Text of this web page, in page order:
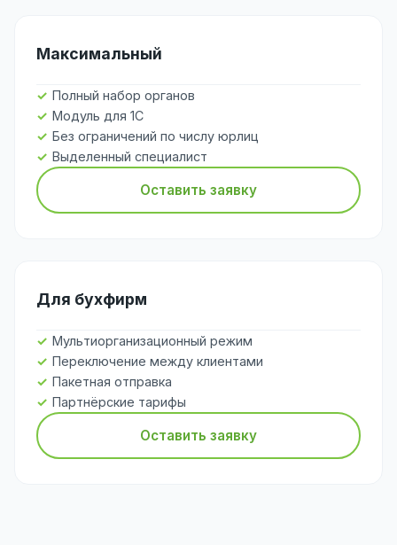
Максимальный
Полный набор органов
Модуль для 1С
Без ограничений по числу юрлиц
Выделенный специалист
Оставить заявку
Для бухфирм
Мультиорганизационный режим
Переключение между клиентами
Пакетная отправка
Партнёрские тарифы
Оставить заявку